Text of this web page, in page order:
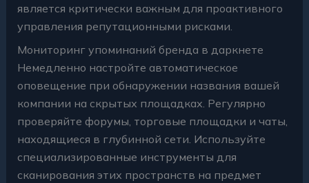
является критически важным для проактивного
управления репутационными рисками.
Мониторинг упоминаний бренда в даркнете
Немедленно настройте автоматическое
оповещение при обнаружении названия вашей
компании на скрытых площадках. Регулярно
проверяйте форумы, торговые площадки и чаты,
находящиеся в глубинной сети. Используйте
специализированные инструменты для
сканирования этих пространств на предмет